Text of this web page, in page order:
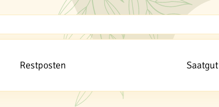
Restposten Saatgut